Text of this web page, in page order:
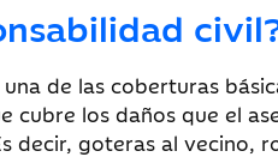
una de las coberturas
cubre los daños que el
decir, goteras al vecino,